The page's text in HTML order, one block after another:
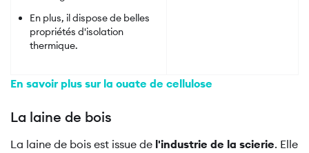
En plus, il dispose de belles
propriétés d'isolation
thermique.
En savoir plus sur la ouate de cellulose
La laine de bois
La laine de bois est issue de l'industrie de la scierie. Elle